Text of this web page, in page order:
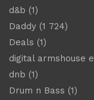
d&b (1)
Daddy (1 724)
Deals (1)
digital armshouse
dnb (1)
Drum n Bass (1)